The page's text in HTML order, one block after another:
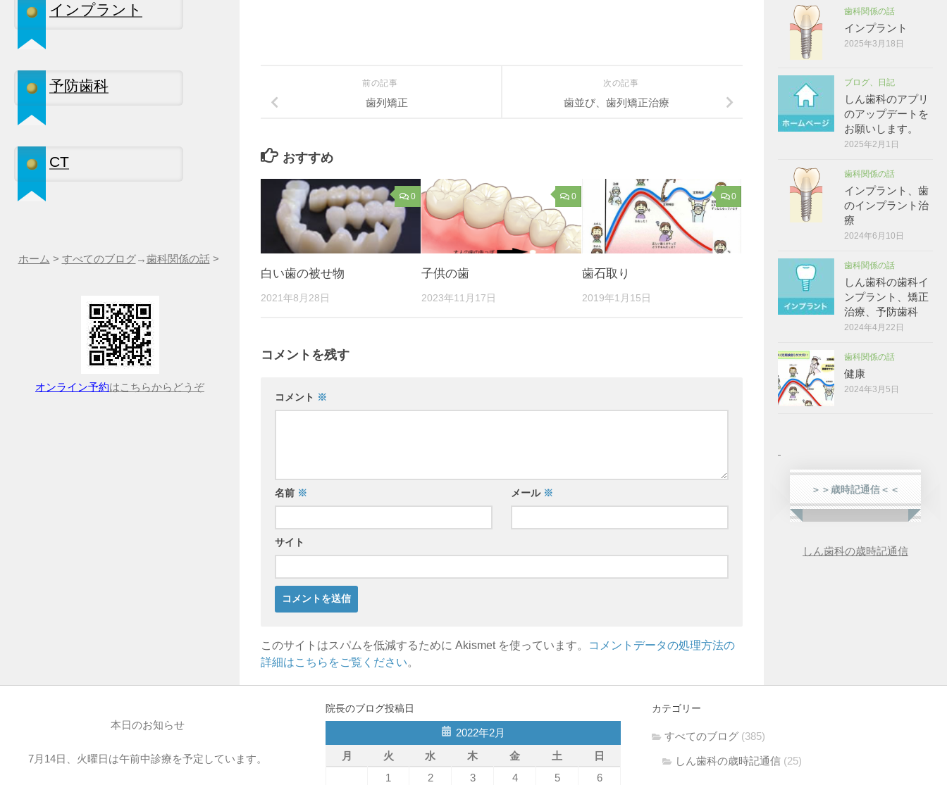
次の記事
歯並び、歯列矯正治療
前の記事
歯列矯正
おすすめ
0
白い歯の被せ物
2021年8月28日
0
子供の歯
2023年11月17日
0
歯石取り
2019年1月15日
コメントを残す
コメント ※
名前 ※ メール ※
サイト
このサイトはスパムを低減するために Akismet を使っています。
コメントデータの処理方法の
詳細はこちらをご覧ください。
インプラント
予防歯科
CT
ホーム > すべてのブログ→歯科関係の話>
オンライン予約はこちらからどうぞ
歯科関係の話
インプラント
2025年3月18日
ブログ、日記
しん歯科のアプリ
のアップデートを
お願いします。
2025年2月1日
歯科関係の話
インプラント、歯
のインプラント治
療
2024年6月10日
歯科関係の話
しん歯科の歯科イ
ンプラント、矯正
治療、予防歯科
2024年4月22日
歯科関係の話
健康
2024年3月5日
＞＞歳時記通信＜＜
しん歯科の歳時記通信
本日のお知らせ
7月14日、火曜日は午前中診療を予定しています。
院長のブログ投稿日
2022年2月
月
火 水 木 金 土
日
1
2 3 4 5
6
カテゴリー
すべてのブログ(385)
しん歯科の歳時記通信(25)